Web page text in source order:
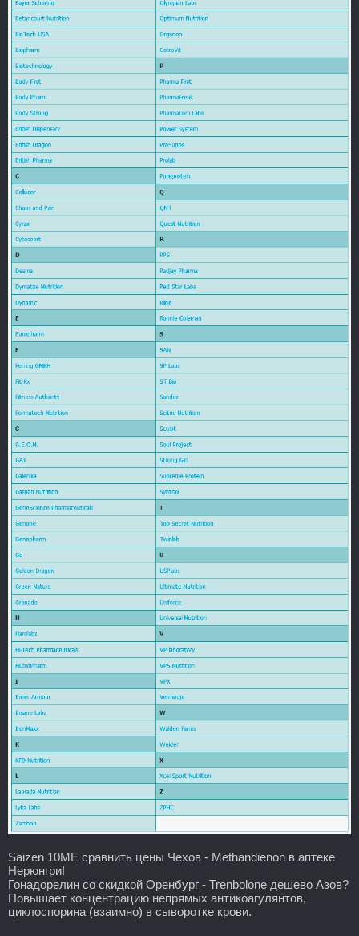
Saizen 10ME сравнить цены Чехов - Methandienon в аптеке
Нерюнгри!
Гонадорелин со скидкой Оренбург - Trenbolone дешево Азов?
Повышает концентрацию непрямых антикоагулянтов,
циклоспорина (взаимно) в сыворотке крови.